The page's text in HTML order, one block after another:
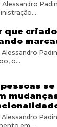
Alessandro
que
Alessandro
o...
Alessandro
em...